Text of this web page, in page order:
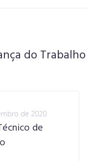
do Trabalho
de 2020
de